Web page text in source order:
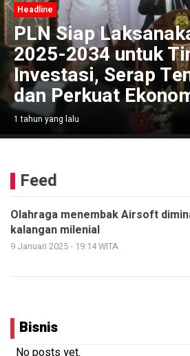
Headline
PLN Siap
2025-2034 untuk
Investasi, Serap
dan Perkuat
1 tahun yang lalu
Feed
Olahraga menembak Airsoft
kalangan milenial
9 Januari 2025 - 19:14 WITA
Bisnis
No posts yet.